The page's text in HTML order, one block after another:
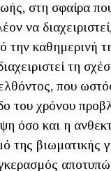
στη σφαίρα
να
καθημερινή
τη
που
του χρόνου
όσο και η
της